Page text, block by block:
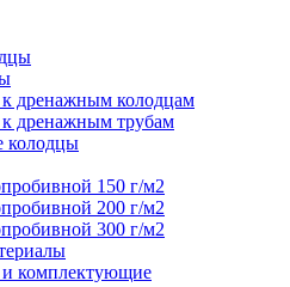
дренажным колодцам
дренажным трубам
колодцы
150 г/м2
200 г/м2
300 г/м2
комплектующие